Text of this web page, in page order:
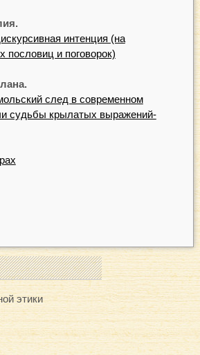
интенция (на
пословиц и поговорок)
след в современном
судьбы крылатых выражений-
этики